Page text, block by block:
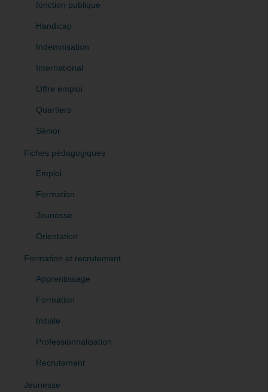
fonction publique
Handicap
Indemnisation
International
Offre emploi
Quartiers
Sénior
Fiches pédagogiques
Emploi
Formation
Jeunesse
Orientation
Formation et recrutement
Apprentissage
Formation
Initiale
Professionnalisation
Recrutement
Jeunesse